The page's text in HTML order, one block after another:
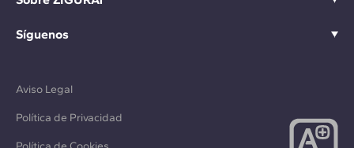
Síguenos
Aviso Legal
Política de Privacidad